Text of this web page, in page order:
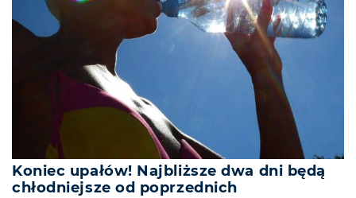
Koniec upałów! Najbliższe dwa dni będą
chłodniejsze od poprzednich